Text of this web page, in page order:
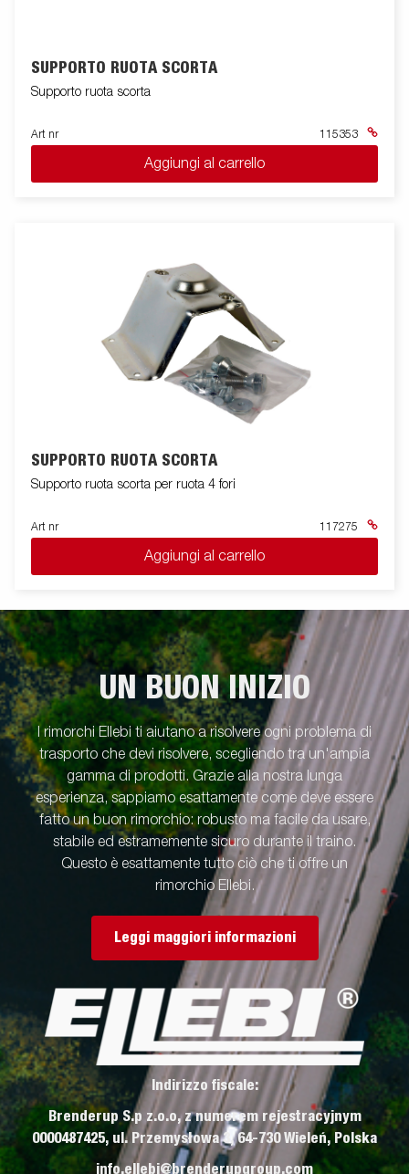
SUPPORTO RUOTA SCORTA
Supporto ruota scorta
Art nr 115353
Aggiungi al carrello
SUPPORTO RUOTA SCORTA
Supporto ruota scorta per ruota 4 fori
Art nr 117275
Aggiungi al carrello
UN BUON INIZIO
I rimorchi Ellebi ti aiutano a risolvere ogni problema di
trasporto che devi risolvere, scegliendo tra un'ampia
gamma di prodotti. Grazie alla nostra lunga
esperienza, sappiamo esattamente come deve essere
fatto un buon rimorchio: robusto ma facile da usare,
stabile ed estramemente sicuro durante il traino.
Questo è esattamente tutto ciò che ti offre un
rimorchio Ellebi.
Leggi maggiori informazioni
Indirizzo fiscale:
Brenderup S.p z.o.o, z numerem rejestracyjnym
0000487425, ul. Przemysłowa 3, 64-730 Wieleń, Polska
info.ellebi@brenderupgroup.com